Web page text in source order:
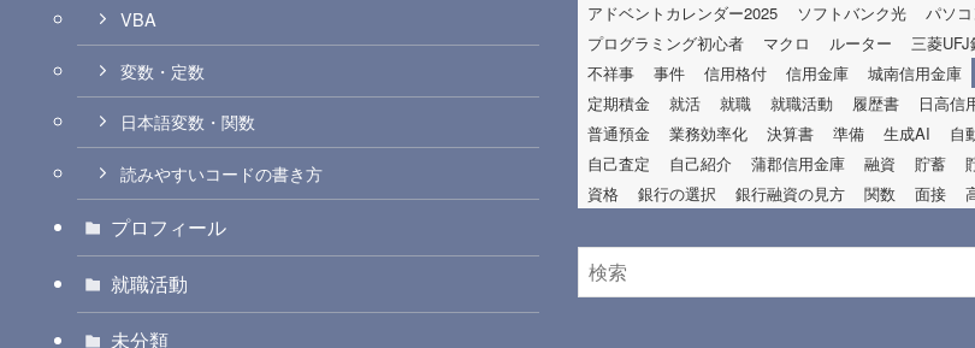
VBA
変数・定数
日本語変数・関数
読みやすいコードの書き方
プロフィール
就職活動
未分類
アドベントカレンダー2025
ソフトバンク光
パソ
プログラミング初心者
マクロ ルーター
三菱UFJ
不祥事
事件 信用格付 信用金庫
城南信用金庫
定期積金
就活 就職 就職活動 履歴書
日高信
普通預金
業務効率化 決算書 準備 生成AI
自
自己査定
自己紹介 蒲郡信用金庫 融資 貯蓄
資格
銀行の選択 銀行融資の見方 関数 面接